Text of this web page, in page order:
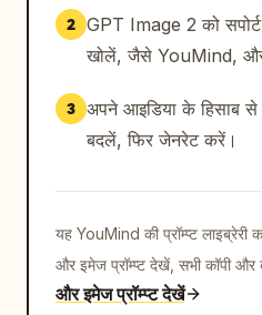
2 GPT Image 2 को सपोर्ट
खोलें, जैसे YouMind, और
3 अपने आइडिया के हिसाब से
बदलें, फिर जेनरेट करें।
यह YouMind की प्रॉम्प्ट लाइब्रेरी
और इमेज प्रॉम्प्ट देखें, सभी कॉपी और
और इमेज प्रॉम्प्ट देखें